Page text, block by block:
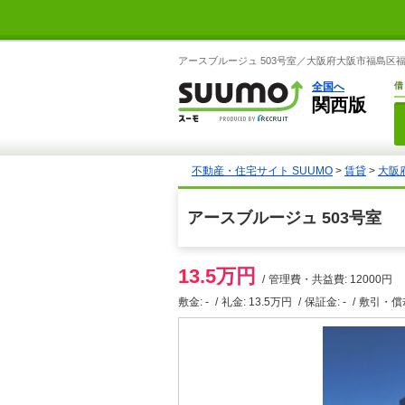
アースブルージュ 503号室／大阪府大阪市福島区
全国へ
関西版
借
不動産・住宅サイト SUUMO > 賃貸 > 大阪
アースブルージュ 503号室
13.5万円
管理費・共益費: 12000円
敷金: -
礼金: 13.5万円 保証金: - 敷引・償